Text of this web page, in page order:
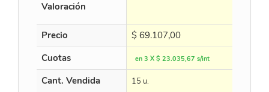
Valoración
Precio $ 69.107,00
Cuotas
en 3 X $ 23.035,67 s/int
Cant. Vendida 15 u.